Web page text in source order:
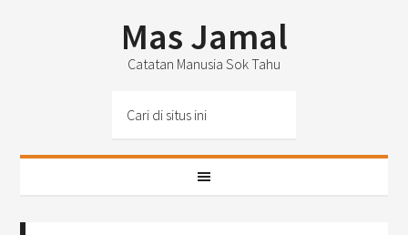
Mas Jamal
Catatan Manusia Sok Tahu